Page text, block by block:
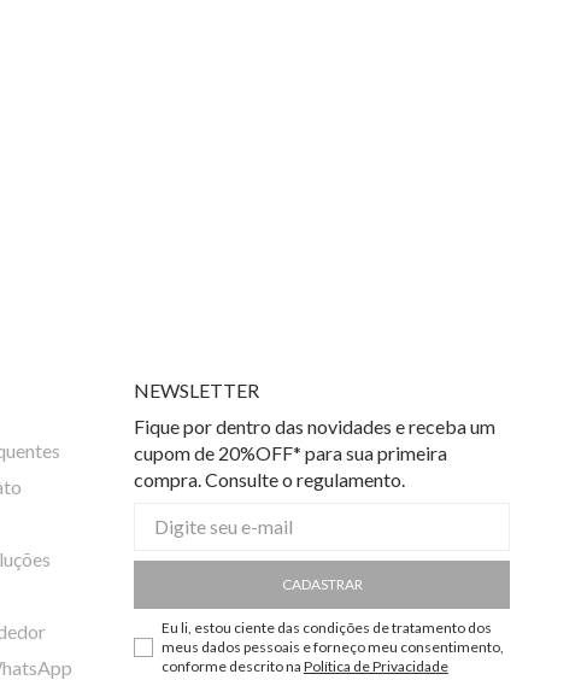
NEWSLETTER
Fique por dentro das novidades e receba um
cupom de 20%OFF* para sua primeira
compra. Consulte o regulamento.
CADASTRAR
Eu li, estou ciente das condições de tratamento dos
meus dados pessoais e forneço meu consentimento,
conforme descrito na Política de Privacidade